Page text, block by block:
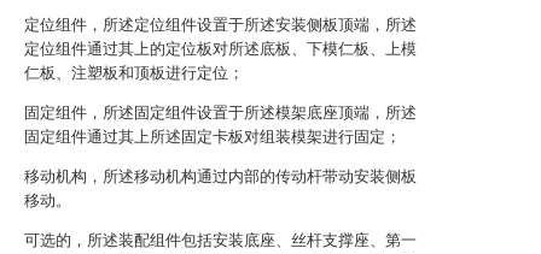
定位组件，所述定位组件设置于所述安装侧板顶端，所述
定位组件通过其上的定位板对所述底板、下模仁板、上模
仁板、注塑板和顶板进行定位；
固定组件，所述固定组件设置于所述模架底座顶端，所述
固定组件通过其上所述固定卡板对组装模架进行固定；
移动机构，所述移动机构通过内部的传动杆带动安装侧板
移动。
可选的，所述装配组件包括安装底座、丝杆支撑座、第一